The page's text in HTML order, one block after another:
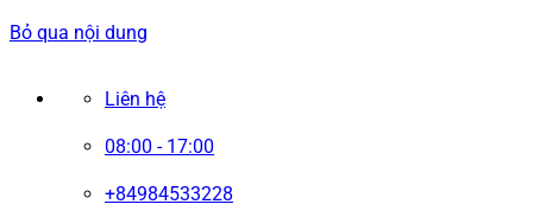
Bỏ qua nội dung
Liên hệ
08:00 - 17:00
+84984533228